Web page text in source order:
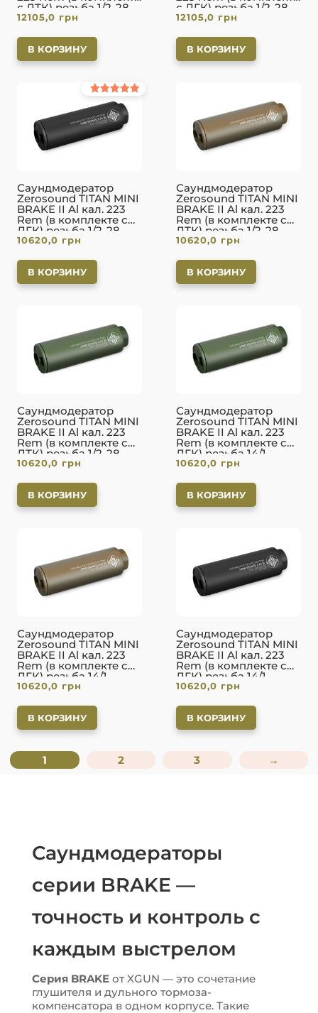
с ДТК) резьба 1/2-28.
FDE
12105,0 грн
В КОРЗИНУ
с ДГК) резьба 1/2-28.
Olive
12105,0 грн
В КОРЗИНУ
Саундмодератор
Zerosound TITAN MINI
BRAKE II Al кал. 223
Rem (в комплекте с
ДГК) резьба 1/2-28.
Black
5.00
из 5
10620,0 грн
В КОРЗИНУ
Саундмодератор
Zerosound TITAN MINI
BRAKE II Al кал. 223
Rem (в комплекте с
ДТК) резьба 1/2-28.
FDE
10620,0 грн
В КОРЗИНУ
Саундмодератор
Zerosound TITAN MINI
BRAKE II Al кал. 223
Rem (в комплекте с
ДТК) резьба 1/2-28.
Olive
10620,0 грн
В КОРЗИНУ
Саундмодератор
Zerosound TITAN MINI
BRAKE II Al кал. 223
Rem (в комплекте с
ДГК) резьба 14/1
левая. Оливковый
10620,0 грн
В КОРЗИНУ
Саундмодератор
Zerosound TITAN MINI
BRAKE II Al кал. 223
Rem (в комплекте с
ДГК) резьба 14/1
левая. FDE
10620,0 грн
В КОРЗИНУ
Саундмодератор
Zerosound TITAN MINI
BRAKE II Al кал. 223
Rem (в комплекте с
ДГК) резьба 14/1
левая. Черный
10620,0 грн
В КОРЗИНУ
1 2 3 →
Саундмодераторы
серии BRAKE —
точность и контроль с
каждым выстрелом
Серия BRAKEот XGUN — это сочетание
глушителя и дульного тормоза-
компенсатора в одном корпусе. Такие